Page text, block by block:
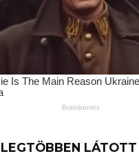
LEGTÖBBEN LÁTOTT